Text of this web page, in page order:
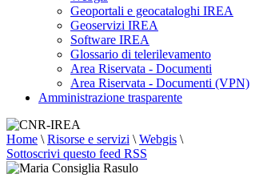
Geoportali e geocataloghi IREA
Geoservizi IREA
Software IREA
Glossario di telerilevamento
Area Riservata - Documenti
Area Riservata - Documenti (VPN)
Amministrazione trasparente
Home \ Risorse e servizi \ Webgis \
Sottoscrivi questo feed RSS